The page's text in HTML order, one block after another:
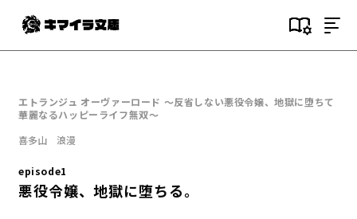
目次
悪役令嬢、地獄に堕ちる。
る。
エトランジュ オーヴァーロード ～反省しない悪役令嬢、地獄に堕ちて
華麗なるハッピーライフ無双～
喜多山 浪漫
episode1
悪役令嬢、地獄に堕ちる。